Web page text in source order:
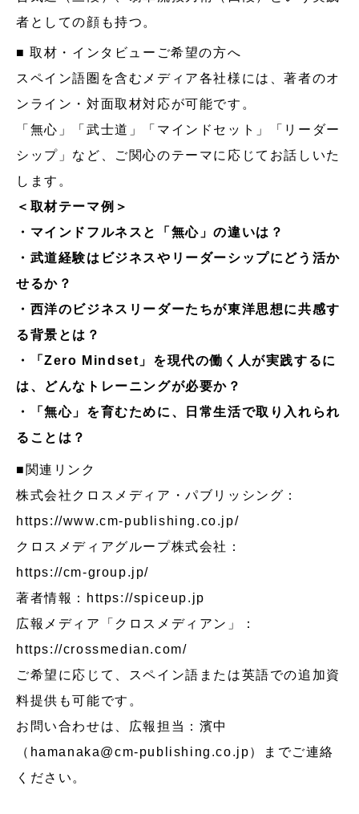
者としての顔も持つ。
■ 取材・インタビューご希望の方へ
スペイン語圏を含むメディア各社様には、著者のオ
ンライン・対面取材対応が可能です。
「無心」「武士道」「マインドセット」「リーダー
シップ」など、ご関心のテーマに応じてお話しいた
します。
＜取材テーマ例＞
・マインドフルネスと「無心」の違いは？
・武道経験はビジネスやリーダーシップにどう活か
せるか？
・西洋のビジネスリーダーたちが東洋思想に共感す
る背景とは？
・「Zero Mindset」を現代の働く人が実践するに
は、どんなトレーニングが必要か？
・「無心」を育むために、日常生活で取り入れられ
ることは？
■関連リンク
株式会社クロスメディア・パブリッシング：
https://www.cm-publishing.co.jp/
クロスメディアグループ株式会社：
https://cm-group.jp/
著者情報：
https://spiceup.jp
広報メディア「クロスメディアン」：
https://crossmedian.com/
ご希望に応じて、スペイン語または英語での追加資
料提供も可能です。
お問い合わせは、広報担当：濱中
（hamanaka@cm-publishing.co.jp）までご連絡
ください。